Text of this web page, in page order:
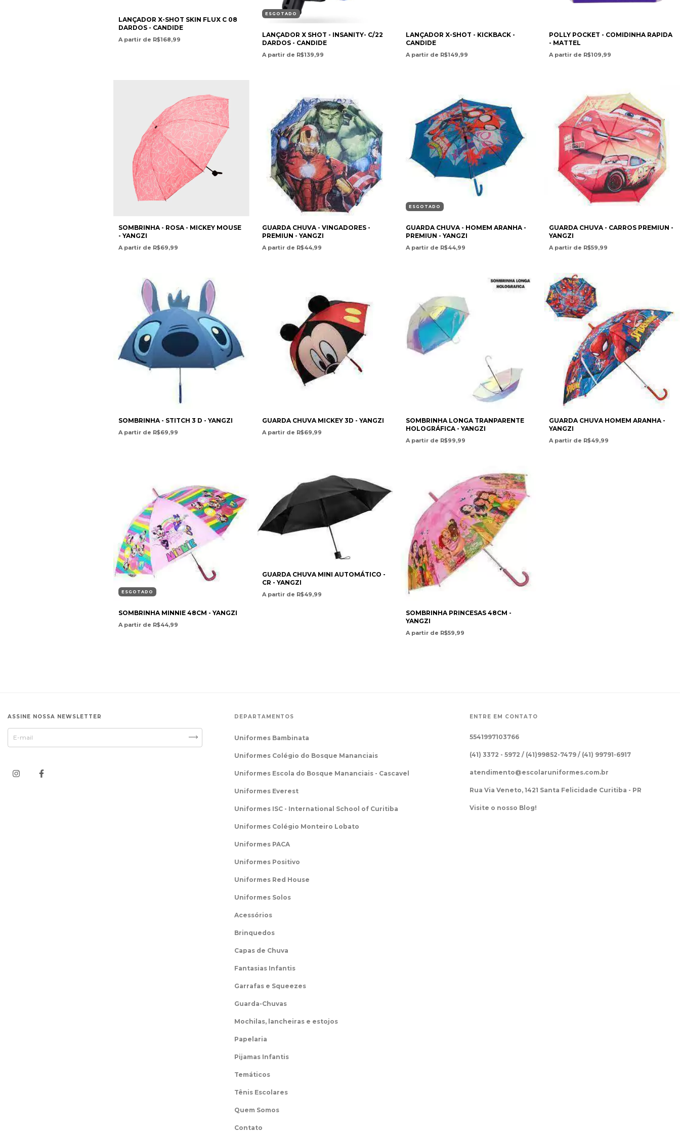
LANÇADOR X-SHOT SKIN FLUX C 08
DARDOS - CANDIDE
A partir de R$168,99
ESGOTADO
LANÇADOR X SHOT - INSANITY- C/22
DARDOS - CANDIDE
A partir de R$139,99
LANÇADOR X-SHOT - KICKBACK -
CANDIDE
A partir de R$149,99
POLLY POCKET - COMIDINHA RAPIDA
- MATTEL
A partir de R$109,99
SOMBRINHA - ROSA - MICKEY MOUSE
- YANGZI
A partir de R$69,99
GUARDA CHUVA - VINGADORES -
PREMIUN - YANGZI
A partir de R$44,99
ESGOTADO
GUARDA CHUVA - HOMEM ARANHA -
PREMIUN - YANGZI
A partir de R$44,99
GUARDA CHUVA - CARROS PREMIUN -
YANGZI
A partir de R$59,99
SOMBRINHA - STITCH 3 D - YANGZI
A partir de R$69,99
GUARDA CHUVA MICKEY 3D - YANGZI
A partir de R$69,99
SOMBRINHA LONGA TRANPARENTE
HOLOGRÁFICA - YANGZI
A partir de R$99,99
GUARDA CHUVA HOMEM ARANHA -
YANGZI
A partir de R$49,99
ESGOTADO
SOMBRINHA MINNIE 48CM - YANGZI
A partir de R$44,99
GUARDA CHUVA MINI AUTOMÁTICO -
CR - YANGZI
A partir de R$49,99
SOMBRINHA PRINCESAS 48CM -
YANGZI
A partir de R$59,99
ASSINE NOSSA NEWSLETTER DEPARTAMENTOS
Uniformes Bambinata
Uniformes Colégio do Bosque Mananciais
Uniformes Escola do Bosque Mananciais - Cascavel
Uniformes Everest
Uniformes ISC - International School of Curitiba
Uniformes Colégio Monteiro Lobato
Uniformes PACA
Uniformes Positivo
Uniformes Red House
Uniformes Solos
Acessórios
Brinquedos
Capas de Chuva
Fantasias Infantis
Garrafas e Squeezes
Guarda-Chuvas
Mochilas, lancheiras e estojos
Papelaria
Pijamas Infantis
Temáticos
Tênis Escolares
Quem Somos
Contato
ENTRE EM CONTATO
5541997103766
(41) 3372 - 5972 / (41)99852-7479 / (41) 99791-6917
atendimento@escolaruniformes.com.br
Rua Via Veneto, 1421 Santa Felicidade Curitiba - PR
Visite o nosso Blog!